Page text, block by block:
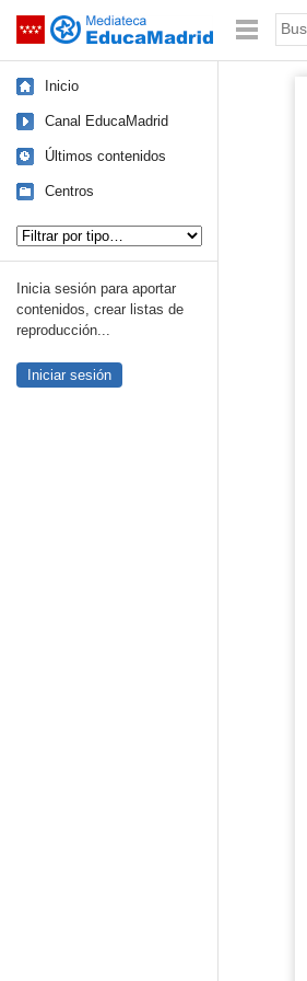
Saltar navegación
Inicio
Canal EducaMadrid
Últimos contenidos
Centros
Inicia sesión para aportar
contenidos, crear listas de
reproducción...
Iniciar sesión